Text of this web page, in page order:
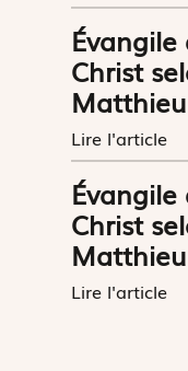
Évangile
Christ
Lire l'article
Évangile
Christ
Lire l'article